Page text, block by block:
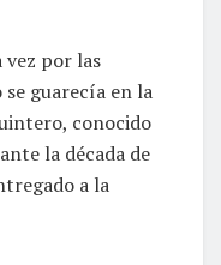
vez por las
guarecía en la
conocido
la década de
a la